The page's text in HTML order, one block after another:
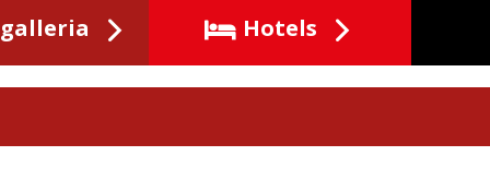
galleria Hotels